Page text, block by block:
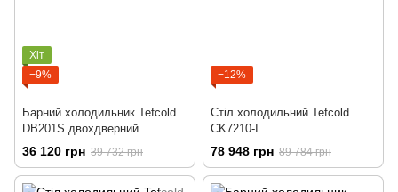
Хіт
−9%
Барний холодильник Tefcold
DB201S двохдверний
36 120 грн 39 732 грн
−12%
Стіл холодильний Tefcold
CK7210-I
78 948 грн 89 784 грн